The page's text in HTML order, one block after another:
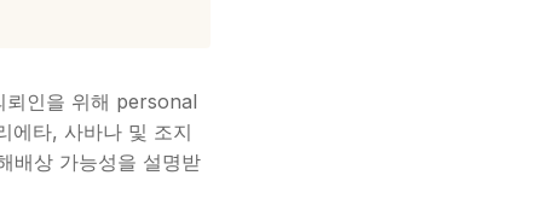
뢰인을 위해 personal
에타, 사바나 및 조지
배상 가능성을 설명받